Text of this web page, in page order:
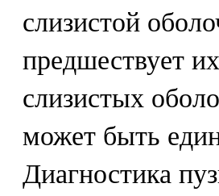
слизистой
предшествует
слизистых
может быть
Диагностика